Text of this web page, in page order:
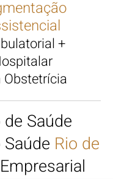
+
Saúde
Saúde Rio de
Empresarial